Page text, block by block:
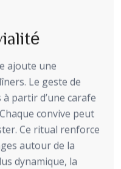
ajoute une
Le geste de
partir d’une carafe
convive peut
Ce ritual renforce
autour de la
dynamique, la